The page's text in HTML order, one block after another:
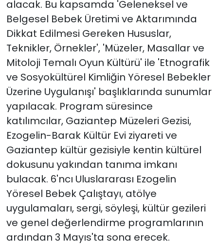
alacak. Bu kapsamda 'Geleneksel ve
Belgesel Bebek Üretimi ve Aktarımında
Dikkat Edilmesi Gereken Hususlar,
Teknikler, Örnekler', 'Müzeler, Masallar ve
Mitoloji Temalı Oyun Kültürü' ile 'Etnografik
ve Sosyokültürel Kimliğin Yöresel Bebekler
Üzerine Uygulanışı' başlıklarında sunumlar
yapılacak. Program süresince
katılımcılar, Gaziantep Müzeleri Gezisi,
Ezogelin-Barak Kültür Evi ziyareti ve
Gaziantep kültür gezisiyle kentin kültürel
dokusunu yakından tanıma imkanı
bulacak. 6'ncı Uluslararası Ezogelin
Yöresel Bebek Çalıştayı, atölye
uygulamaları, sergi, söyleşi, kültür gezileri
ve genel değerlendirme programlarının
ardından 3 Mayıs'ta sona erecek.